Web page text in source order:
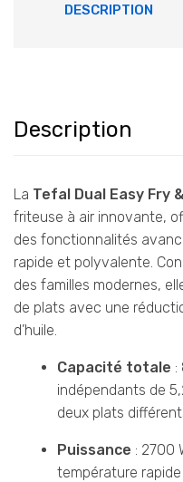
DESCRIPTION
Description
La Tefal Dual Easy Fry
friteuse à air innovante,
des fonctionnalités
rapide et polyvalente.
des familles modernes,
de plats avec une
d’huile.
Capacité totale :
indépendants de
deux plats
Puissance : 2700
température